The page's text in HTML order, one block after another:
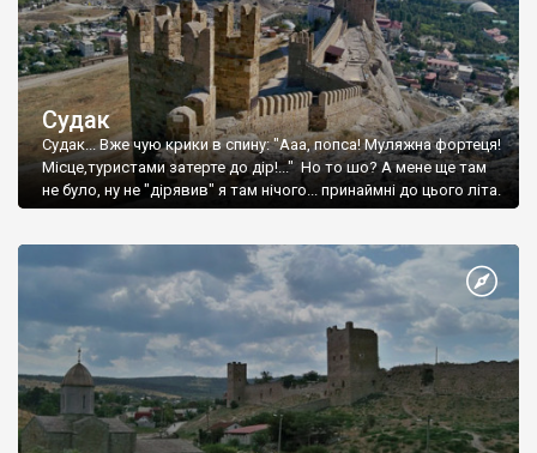
Судак
Судак... Вже чую крики в спину: "Ааа, попса! Муляжна фортеця!
Місце,туристами затерте до дір!..." Но то шо? А мене ще там
не було, ну не "дірявив" я там нічого... принаймні до цього літа.